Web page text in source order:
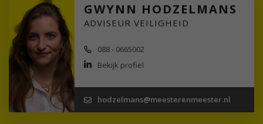
GWYNN HODZELMANS
ADVISEUR VEILIGHEID
088 - 0665002
Bekijk profiel
hodzelmans@meesterenmeester.nl